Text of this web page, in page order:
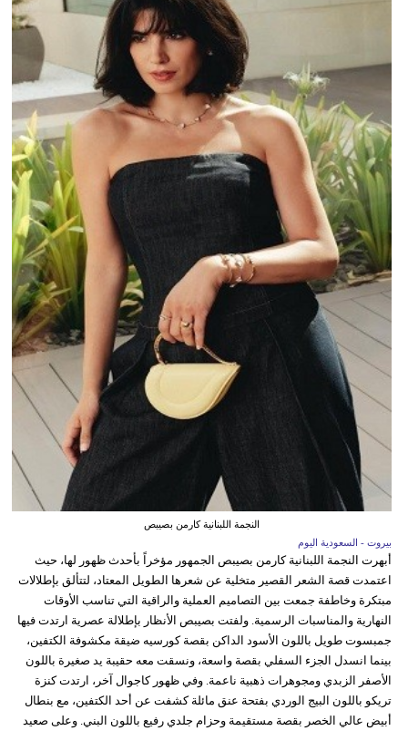
النجمة اللبنانية كارمن بصيبص
بيروت - السعودية اليوم
أبهرت النجمة اللبنانية كارمن بصيبص الجمهور مؤخراً بأحدث ظهور لها، حيث
اعتمدت قصة الشعر القصير متخلية عن شعرها الطويل المعتاد، لتتألق بإطلالات
مبتكرة وخاطفة جمعت بين التصاميم العملية والراقية التي تناسب الأوقات
النهارية والمناسبات الرسمية. ولفتت بصيبص الأنظار بإطلالة عصرية ارتدت فيها
جمبسوت طويل باللون الأسود الداكن بقصة كورسيه ضيقة مكشوفة الكتفين،
بينما انسدل الجزء السفلي بقصة واسعة، ونسقت معه حقيبة يد صغيرة باللون
الأصفر الزبدي ومجوهرات ذهبية ناعمة. وفي ظهور كاجوال آخر، ارتدت كنزة
تريكو باللون البيج الوردي بفتحة عنق مائلة كشفت عن أحد الكتفين، مع بنطال
أبيض عالي الخصر بقصة مستقيمة وحزام جلدي رفيع باللون البني. وعلى صعيد